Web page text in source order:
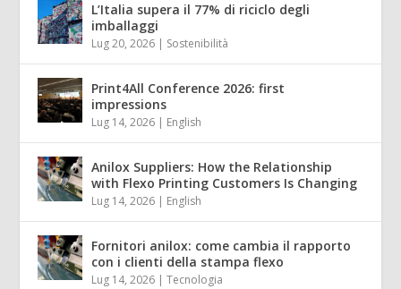
L’Italia supera il 77% di riciclo degli
imballaggi
Lug 20, 2026 | Sostenibilità
Print4All Conference 2026: first
impressions
Lug 14, 2026 | English
Anilox Suppliers: How the Relationship
with Flexo Printing Customers Is Changing
Lug 14, 2026 | English
Fornitori anilox: come cambia il rapporto
con i clienti della stampa flexo
Lug 14, 2026 |Tecnologia